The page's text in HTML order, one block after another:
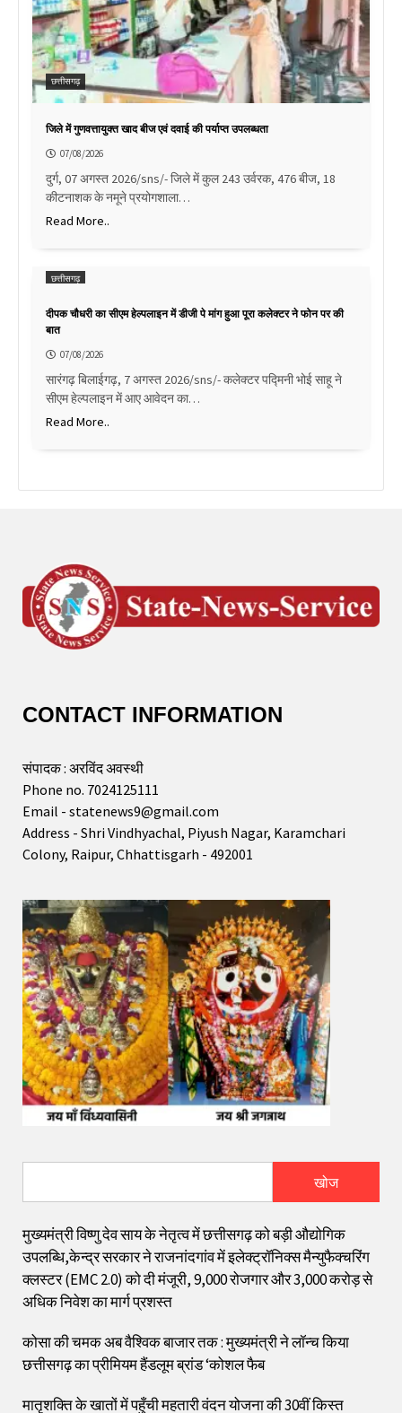
छत्तीसगढ़
जिले में गुणवत्तायुक्त खाद बीज एवं दवाई की पर्याप्त उपलब्धता
07/08/2026
दुर्ग, 07 अगस्त 2026/sns/- जिले में कुल 243 उर्वरक, 476 बीज, 18
कीटनाशक के नमूने प्रयोगशाला…
Read More..
छत्तीसगढ़
दीपक चौधरी का सीएम हेल्पलाइन में डीजी पे मांग हुआ पूरा कलेक्टर ने फोन पर की
बात
07/08/2026
सारंगढ़ बिलाईगढ़, 7 अगस्त 2026/sns/- कलेक्टर पद्मिनी भोई साहू ने
सीएम हेल्पलाइन में आए आवेदन का…
Read More..
CONTACT INFORMATION
संपादक : अरविंद अवस्थी
Phone no. 7024125111
Email - statenews9@gmail.com
Address - Shri Vindhyachal, Piyush Nagar, Karamchari
Colony, Raipur, Chhattisgarh - 492001
खोज
मुख्यमंत्री विष्णु देव साय के नेतृत्व में छत्तीसगढ़ को बड़ी औद्योगिक
उपलब्धि,केन्द्र सरकार ने राजनांदगांव में इलेक्ट्रॉनिक्स मैन्युफैक्चरिंग
क्लस्टर (EMC 2.0) को दी मंजूरी, 9,000 रोजगार और ₹3,000 करोड़ से
अधिक निवेश का मार्ग प्रशस्त
कोसा की चमक अब वैश्विक बाजार तक : मुख्यमंत्री ने लॉन्च किया
छत्तीसगढ़ का प्रीमियम हैंडलूम ब्रांड ‘कोशल फैब
मातृशक्ति के खातों में पहुँची महतारी वंदन योजना की 30वीं किस्त